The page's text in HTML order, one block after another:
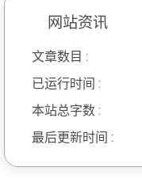
网站资讯
文章数目 :
已运行时间 :
本站总字数 :
最后更新时间 :